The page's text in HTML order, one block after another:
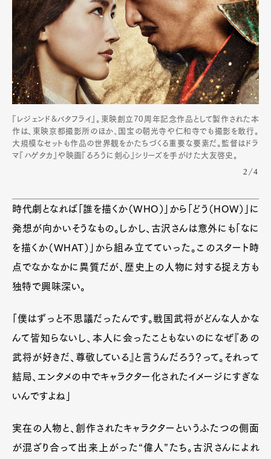
『レジェンド&バタフライ』。東映創立70周年記念作品として製作された本
作は、東映京都撮影所のほか、国宝の朝光寺や仁和寺でも撮影を敢行。
大規模なセットも作品の世界観をかたちづくる重要な要素だ。監督はドラ
マ『ハゲタカ』や映画『るろうに剣心』シリーズを手がけた大友啓史。
2/4
時代劇となれば「誰を描くか（WHO）」から「どう（HOW）」に
発想が向かいそうなもの。しかし、古沢さんは意外にも「なに
を描くか（WHAT）」から組み立てていった。このスタート時
点でなかなかに異質だが、歴史上の人物に対する捉え方も
独特で興味深い。
「僕はずっと不思議だったんです。戦国武将がどんな人かな
んて皆知らないし、本人に会ったこともないのになぜ『あの
武将が好きだ、尊敬している』と言うんだろう？って。それって
結局、エンタメの中でキャラクター化されたイメージにすぎな
いんですよね」
実在の人物と、創作されたキャラクターというふたつの側面
が混ざり合って出来上がった“偉人”たち。古沢さんによれ